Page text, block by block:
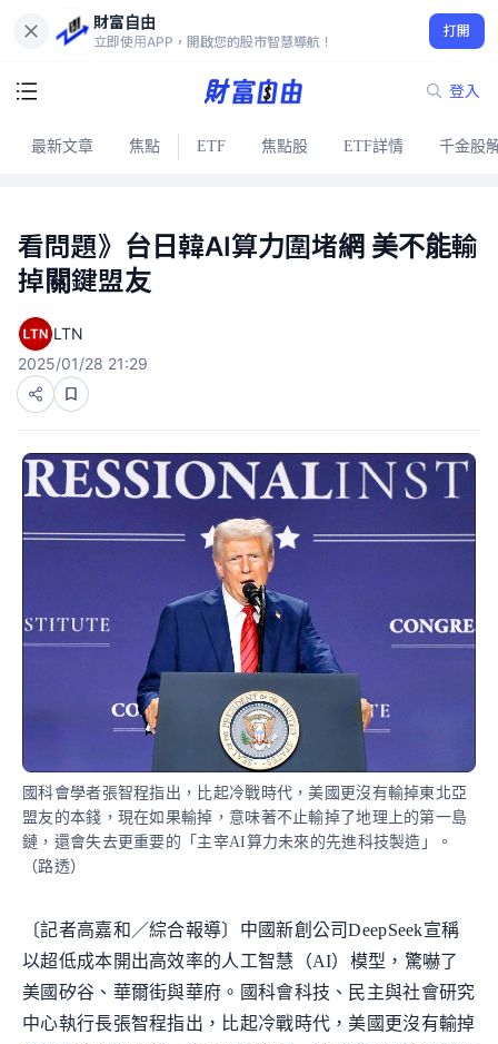
財富自由
立即使用APP，開啟您的股市智慧導航！
打開
登入
最新文章 焦點 ETF 焦點股 ETF詳情 千金股
看問題》台日韓AI算力圍堵網 美不能輸
掉關鍵盟友
LTN
2025/01/28 21:29
國科會學者張智程指出，比起冷戰時代，美國更沒有輸掉東北亞
盟友的本錢，現在如果輸掉，意味著不止輸掉了地理上的第一島
鏈，還會失去更重要的「主宰AI算力未來的先進科技製造」。
（路透）
〔記者高嘉和／綜合報導〕中國新創公司DeepSeek宣稱
以超低成本開出高效率的人工智慧（AI）模型，驚嚇了
美國矽谷、華爾街與華府。國科會科技、民主與社會研究
中心執行長張智程指出，比起冷戰時代，美國更沒有輸掉